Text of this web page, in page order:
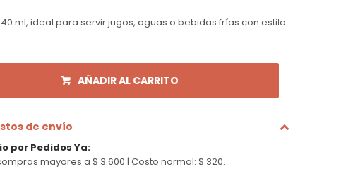
ml, ideal para servir jugos, aguas o bebidas frías con estilo
AÑADIR AL CARRITO
de envío
por Pedidos Ya:
mayores a $ 3.600 | Costo normal: $ 320.